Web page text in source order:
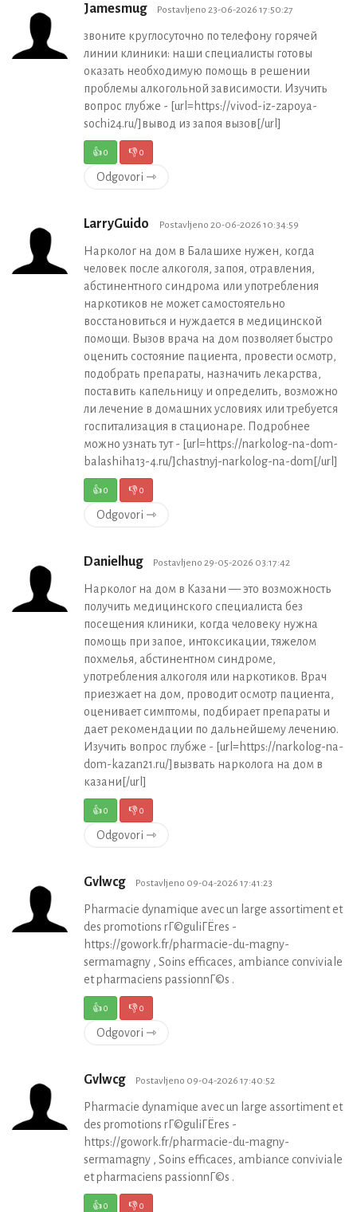
Jamesmug Postavljeno 23-06-2026 17:50:27
звоните круглосуточно по телефону горячей
линии клиники: наши специалисты готовы
оказать необходимую помощь в решении
проблемы алкогольной зависимости. Изучить
вопрос глубже - [url=https://vivod-iz-zapoya-
sochi24.ru/]вывод из запоя вызов[/url]
👍0 👎0
Odgovori ⇾
LarryGuido Postavljeno 20-06-2026 10:34:59
Нарколог на дом в Балашихе нужен, когда
человек после алкоголя, запоя, отравления,
абстинентного синдрома или употребления
наркотиков не может самостоятельно
восстановиться и нуждается в медицинской
помощи. Вызов врача на дом позволяет быстро
оценить состояние пациента, провести осмотр,
подобрать препараты, назначить лекарства,
поставить капельницу и определить, возможно
ли лечение в домашних условиях или требуется
госпитализация в стационаре. Подробнее
можно узнать тут - [url=https://narkolog-na-dom-
balashiha13-4.ru/]chastnyj-narkolog-na-dom[/url]
👍0 👎0
Odgovori ⇾
Danielhug Postavljeno 29-05-2026 03:17:42
Нарколог на дом в Казани — это возможность
получить медицинского специалиста без
посещения клиники, когда человеку нужна
помощь при запое, интоксикации, тяжелом
похмелья, абстинентном синдроме,
употребления алкоголя или наркотиков. Врач
приезжает на дом, проводит осмотр пациента,
оценивает симптомы, подбирает препараты и
дает рекомендации по дальнейшему лечению.
Изучить вопрос глубже - [url=https://narkolog-na-
dom-kazan21.ru/]вызвать нарколога на дом в
казани[/url]
👍0 👎0
Odgovori ⇾
Gvlwcg Postavljeno 09-04-2026 17:41:23
Pharmacie dynamique avec un large assortiment et
des promotions rГ©guliГЁres -
https://gowork.fr/pharmacie-du-magny-
sermamagny , Soins efficaces, ambiance conviviale
et pharmaciens passionnГ©s .
👍0 👎0
Odgovori ⇾
Gvlwcg Postavljeno 09-04-2026 17:40:52
Pharmacie dynamique avec un large assortiment et
des promotions rГ©guliГЁres -
https://gowork.fr/pharmacie-du-magny-
sermamagny , Soins efficaces, ambiance conviviale
et pharmaciens passionnГ©s .
👍0 👎0